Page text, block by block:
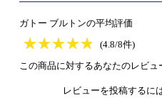
ガトー ブルトンの平均評価
★★★★★
★★★★★
(4.8/8件)
この商品に対するあなたのレビュ
レビューを投稿するに